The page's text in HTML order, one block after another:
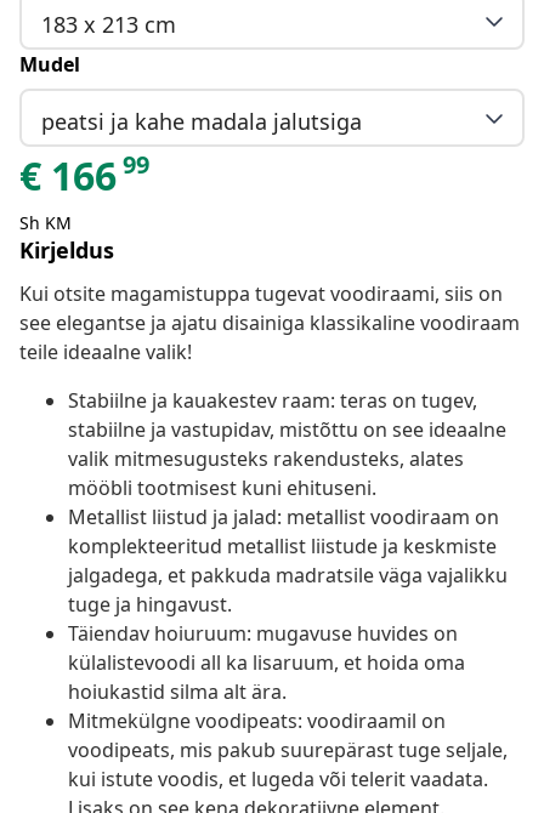
183 x 213 cm
Mudel
peatsi ja kahe madala jalutsiga
€ 16699
Sh KM
Kirjeldus
Kui otsite magamistuppa tugevat voodiraami, siis on
see elegantse ja ajatu disainiga klassikaline voodiraam
teile ideaalne valik!
Stabiilne ja kauakestev raam: teras on tugev,
stabiilne ja vastupidav, mistõttu on see ideaalne
valik mitmesugusteks rakendusteks, alates
mööbli tootmisest kuni ehituseni.
Metallist liistud ja jalad: metallist voodiraam on
komplekteeritud metallist liistude ja keskmiste
jalgadega, et pakkuda madratsile väga vajalikku
tuge ja hingavust.
Täiendav hoiuruum: mugavuse huvides on
külalistevoodi all ka lisaruum, et hoida oma
hoiukastid silma alt ära.
Mitmekülgne voodipeats: voodiraamil on
voodipeats, mis pakub suurepärast tuge seljale,
kui istute voodis, et lugeda või telerit vaadata.